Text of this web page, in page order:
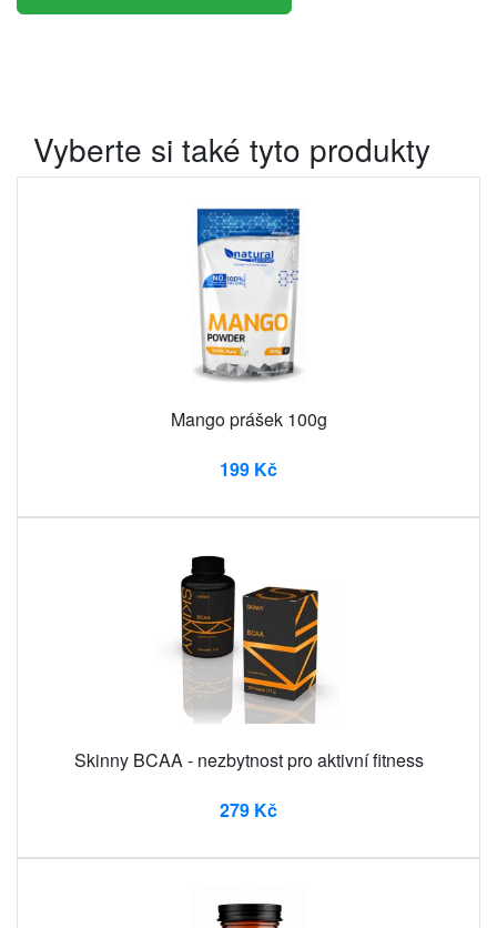
Vyberte si také tyto produkty
Mango prášek 100g
199 Kč
Skinny BCAA - nezbytnost pro aktivní fitness
279 Kč